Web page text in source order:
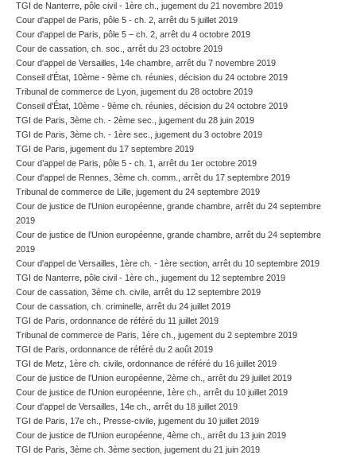
TGI de Nanterre, pôle civil - 1ère ch., jugement du 21 novembre 2019
Cour d'appel de Paris, pôle 5 - ch. 2, arrêt du 5 juillet 2019
Cour d'appel de Paris, pôle 5 – ch. 2, arrêt du 4 octobre 2019
Cour de cassation, ch. soc., arrêt du 23 octobre 2019
Cour d'appel de Versailles, 14e chambre, arrêt du 7 novembre 2019
Conseil d'État, 10ème - 9ème ch. réunies, décision du 24 octobre 2019
Tribunal de commerce de Lyon, jugement du 28 octobre 2019
Conseil d'État, 10ème - 9ème ch. réunies, décision du 24 octobre 2019
TGI de Paris, 3ème ch. - 2ème sec., jugement du 28 juin 2019
TGI de Paris, 3ème ch. - 1ère sec., jugement du 3 octobre 2019
TGI de Paris, jugement du 17 septembre 2019
Cour d’appel de Paris, pôle 5 - ch. 1, arrêt du 1er octobre 2019
Cour d'appel de Rennes, 3ème ch. comm., arrêt du 17 septembre 2019
Tribunal de commerce de Lille, jugement du 24 septembre 2019
Cour de justice de l’Union européenne, grande chambre, arrêt du 24 septembre
2019
Cour de justice de l’Union européenne, grande chambre, arrêt du 24 septembre
2019
Cour d'appel de Versailles, 1ère ch. - 1ère section, arrêt du 10 septembre 2019
TGI de Nanterre, pôle civil - 1ère ch., jugement du 12 septembre 2019
Cour de cassation, 3ème ch. civile, arrêt du 12 septembre 2019
Cour de cassation, ch. criminelle, arrêt du 24 juillet 2019
TGI de Paris, ordonnance de référé du 11 juillet 2019
Tribunal de commerce de Paris, 1ère ch., jugement du 2 septembre 2019
TGI de Paris, ordonnance de référé du 2 août 2019
TGI de Metz, 1ère ch. civile, ordonnance de référé du 16 juillet 2019
Cour de justice de l’Union européenne, 2ème ch., arrêt du 29 juillet 2019
Cour de justice de l'Union européenne, 1ère ch., arrêt du 10 juillet 2019
Cour d'appel de Versailles, 14e ch., arrêt du 18 juillet 2019
TGI de Paris, 17e ch., Presse-civile, jugement du 10 juillet 2019
Cour de justice de l'Union européenne, 4ème ch., arrêt du 13 juin 2019
TGI de Paris, 3ème ch. 3ème section, jugement du 21 juin 2019